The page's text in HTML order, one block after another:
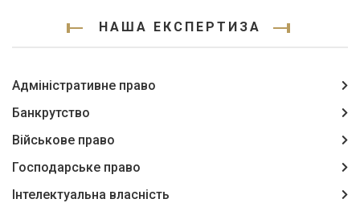
НАША ЕКСПЕРТИЗА
Адміністративне право
Банкрутство
Військове право
Господарське право
Інтелектуальна власність